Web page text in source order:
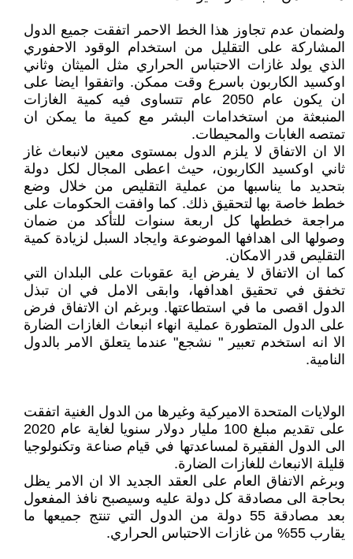
ولضمان عدم تجاوز هذا الخط الاحمر اتفقت جميع الدول
المشاركة على التقليل من استخدام الوقود الاحفوري
الذي يولد غازات الاحتباس الحراري مثل الميثان وثاني
اوكسيد الكاربون باسرع وقت ممكن. واتفقوا ايضا على
ان يكون عام 2050 عام تتساوى فيه كمية الغازات
المنبعثة من استخدامات البشر مع كمية ما يمكن ان
تمتصه الغابات والمحيطات.
الا ان الاتفاق لا يلزم الدول بمستوى معين لانبعاث غاز
ثاني اوكسيد الكاربون، حيث اعطى المجال لكل دولة
بتحديد ما يناسبها من عملية التقليص من خلال وضع
خطط خاصة بها لتحقيق ذلك. كما وافقت الحكومات على
مراجعة خططها كل اربعة سنوات للتأكد من ضمان
وصولها الى اهدافها الموضوعة وايجاد السبل لزيادة كمية
التقليص قدر الامكان.
كما ان الاتفاق لا يفرض اية عقوبات على البلدان التي
تخفق في تحقيق اهدافها، وابقى الامل في ان تبذل
الدول اقصى ما في استطاعتها. وبرغم ان الاتفاق فرض
على الدول المتطورة عملية انهاء انبعاث الغازات الضارة
الا انه استخدم تعبير " نشجع" عندما يتعلق الامر بالدول
النامية.
الولايات المتحدة الاميركية وغيرها من الدول الغنية اتفقت
على تقديم مبلغ 100 مليار دولار سنويا لغاية عام 2020
الى الدول الفقيرة لمساعدتها في قيام صناعة وتكنولوجيا
قليلة الانبعاث للغازات الضارة.
وبرغم الاتفاق العام على العقد الجديد الا ان الامر يظل
بحاجة الى مصادقة كل دولة عليه وسيصبح نافذ المفعول
بعد مصادقة 55 دولة من الدول التي تنتج جميعها ما
يقارب 55% من غازات الاحتباس الحراري.